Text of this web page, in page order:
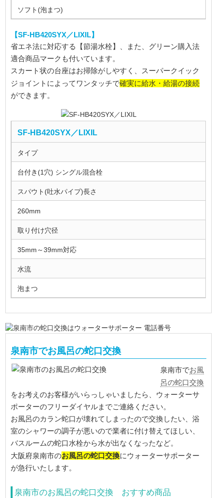
ソフト(泡まつ)
【SF-HB420SYX／LIXIL】
省エネ法に対応する【節湯水栓】、また、グリーン購入法
適合商品マークも付いています。
スカート状の台座はお掃除がしやすく、スーパークイック
ジョイントによってワンタッチで確実に給水・給湯の接続
ができます。
SF-HB420SYX／LIXIL
タイプ
台付き(1穴) シングル混合栓
スパウト(吐水パイプ)長さ
260mm
取り付け穴径
35mm～39mm対応
水流
泡まつ
泉南市でお風呂の蛇口交換
泉南市でお風
呂の蛇口交換
をお考えのお客様がいらっしゃいましたら、ウォーターサ
ポーターのフリーダイヤルまでご連絡ください。
お風呂のカラン蛇口が壊れてしまったので交換したい、浴
室のシャワーの調子が悪いので業者に付け替えてほしい、
バスルームの蛇口水栓から水が出なくなったなど。
大阪府泉南市のお風呂の蛇口交換にウォーターサポーター
が急行いたします。
泉南市のお風呂の蛇口交換 おすすめ商品